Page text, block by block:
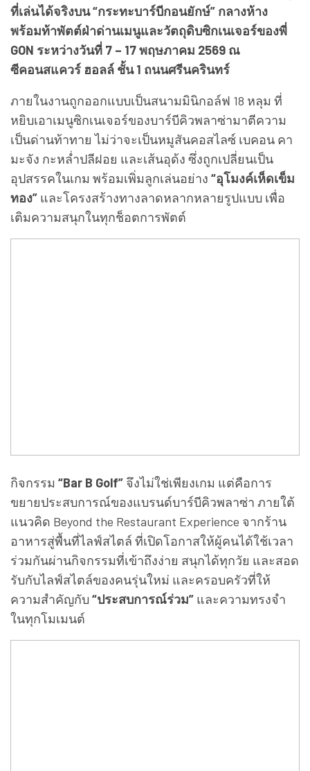
ที่เล่นได้จริงบน “กระทะบาร์บีกอนยักษ์” กลางห้าง
พร้อมท้าพัตต์ฝ่าด่านเมนูและวัตถุดิบซิกเนเจอร์ของพี่
GON ระหว่างวันที่ 7 – 17 พฤษภาคม 2569 ณ
ซีคอนสแควร์ ฮอลล์ ชั้น 1 ถนนศรีนครินทร์
ภายในงานถูกออกแบบเป็นสนามมินิกอล์ฟ 18 หลุม ที่
หยิบเอาเมนูซิกเนเจอร์ของบาร์บีคิวพลาซ่ามาตีความ
เป็นด่านท้าทาย ไม่ว่าจะเป็นหมูสันคอสไลซ์ เบคอน คา
มะจัง กะหล่ำปลีฝอย และเส้นอุด้ง ซึ่งถูกเปลี่ยนเป็น
อุปสรรคในเกม พร้อมเพิ่มลูกเล่นอย่าง “อุโมงค์เห็ดเข็ม
ทอง” และโครงสร้างทางลาดหลากหลายรูปแบบ เพื่อ
เติมความสนุกในทุกช็อตการพัตต์
กิจกรรม “Bar B Golf” จึงไม่ใช่เพียงเกม แต่คือการ
ขยายประสบการณ์ของแบรนด์บาร์บีคิวพลาซ่า ภายใต้
แนวคิด Beyond the Restaurant Experience จากร้าน
อาหารสู่พื้นที่ไลฟ์สไตล์ ที่เปิดโอกาสให้ผู้คนได้ใช้เวลา
ร่วมกันผ่านกิจกรรมที่เข้าถึงง่าย สนุกได้ทุกวัย และสอด
รับกับไลฟ์สไตล์ของคนรุ่นใหม่ และครอบครัวที่ให้
ความสำคัญกับ “ประสบการณ์ร่วม” และความทรงจำ
ในทุกโมเมนต์